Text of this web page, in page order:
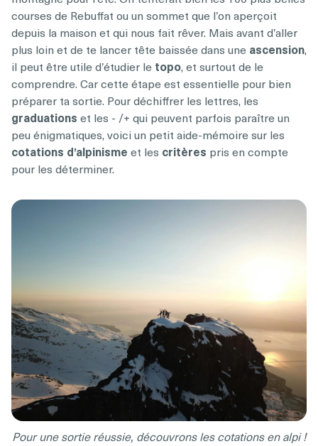
courses de Rebuffat ou un sommet que l’on aperçoit
depuis la maison et qui nous fait rêver. Mais avant d’aller
plus loin et de te lancer tête baissée dans une ascension,
il peut être utile d’étudier le topo, et surtout de le
comprendre. Car cette étape est essentielle pour bien
préparer ta sortie. Pour déchiffrer les lettres, les
graduations et les - /+ qui peuvent parfois paraître un
peu énigmatiques, voici un petit aide-mémoire sur les
cotations d’alpinisme et les critères pris en compte
pour les déterminer.
Pour une sortie réussie, découvrons les cotations en alpi !